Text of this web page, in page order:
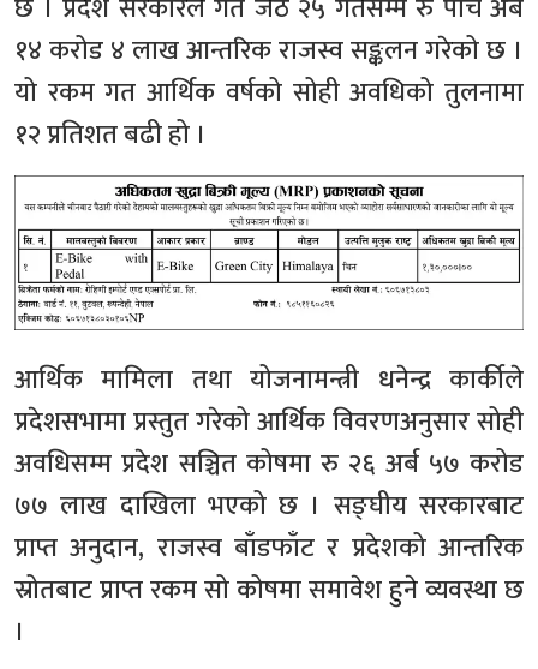
छ । प्रदेश सरकारले गत जेठ २५ गतेसम्म रु पाँच अर्ब
१४ करोड ४ लाख आन्तरिक राजस्व सङ्कलन गरेको छ ।
यो रकम गत आर्थिक वर्षको सोही अवधिको तुलनामा
१२ प्रतिशत बढी हो ।
आर्थिक मामिला तथा योजनामन्त्री धनेन्द्र कार्कीले
प्रदेशसभामा प्रस्तुत गरेको आर्थिक विवरणअनुसार सोही
अवधिसम्म प्रदेश सञ्चित कोषमा रु २६ अर्ब ५७ करोड
७७ लाख दाखिला भएको छ । सङ्घीय सरकारबाट
प्राप्त अनुदान, राजस्व बाँडफाँट र प्रदेशको आन्तरिक
स्रोतबाट प्राप्त रकम सो कोषमा समावेश हुने व्यवस्था छ
।